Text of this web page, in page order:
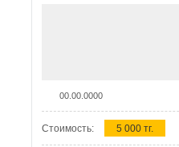
00.00.0000
Стоимость: 5 000 тг.